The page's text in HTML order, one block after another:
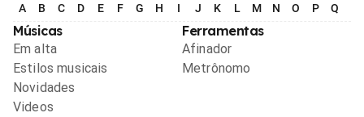
A B C D E F G H I J K L M N O P Q
Músicas
Em alta
Estilos musicais
Novidades
Videos
Ferramentas
Afinador
Metrônomo